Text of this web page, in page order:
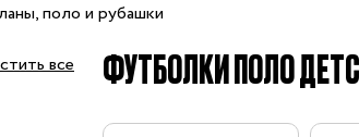
Брюки и джинсы
Верхняя одежда
Жакеты и пиджаки
Кардиганы и пуловеры
поло и рубашки
все ФУТБОЛКИ ПОЛО